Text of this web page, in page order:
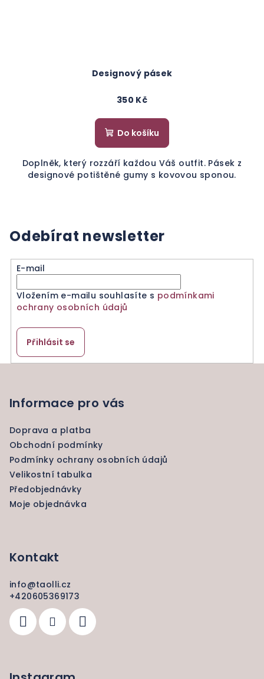
Designový pásek
350 Kč
Do košíku
Doplněk, který rozzáří každou Váš outfit. Pásek z
designové potištěné gumy s kovovou sponou.
Odebírat newsletter
E-mail
Vložením e-mailu souhlasíte s podmínkami
ochrany osobních údajů
Přihlásit se
Informace pro vás
Doprava a platba
Obchodní podmínky
Podmínky ochrany osobních údajů
Velikostní tabulka
Předobjednávky
Moje objednávka
Kontakt
info@taolli.cz
+420605369173